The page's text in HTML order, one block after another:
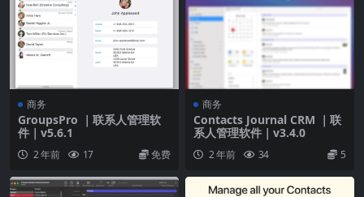
商务
GroupsPro ｜联系人管理软
件｜v5.6.1
2 年前 17 免费
商务
Contacts Journal CRM ｜联
系人管理软件｜v3.4.0
2 年前 34 5